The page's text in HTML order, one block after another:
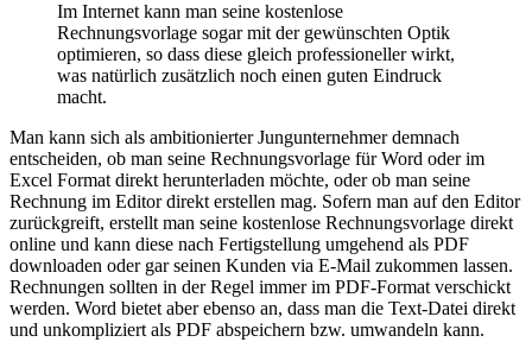
Im Internet kann man seine kostenlose
Rechnungsvorlage sogar mit der gewünschten Optik
optimieren, so dass diese gleich professioneller wirkt,
was natürlich zusätzlich noch einen guten Eindruck
macht.
Man kann sich als ambitionierter Jungunternehmer demnach
entscheiden, ob man seine Rechnungsvorlage für Word oder im
Excel Format direkt herunterladen möchte, oder ob man seine
Rechnung im Editor direkt erstellen mag. Sofern man auf den Editor
zurückgreift, erstellt man seine kostenlose Rechnungsvorlage direkt
online und kann diese nach Fertigstellung umgehend als PDF
downloaden oder gar seinen Kunden via E-Mail zukommen lassen.
Rechnungen sollten in der Regel immer im PDF-Format verschickt
werden. Word bietet aber ebenso an, dass man die Text-Datei direkt
und unkompliziert als PDF abspeichern bzw. umwandeln kann.